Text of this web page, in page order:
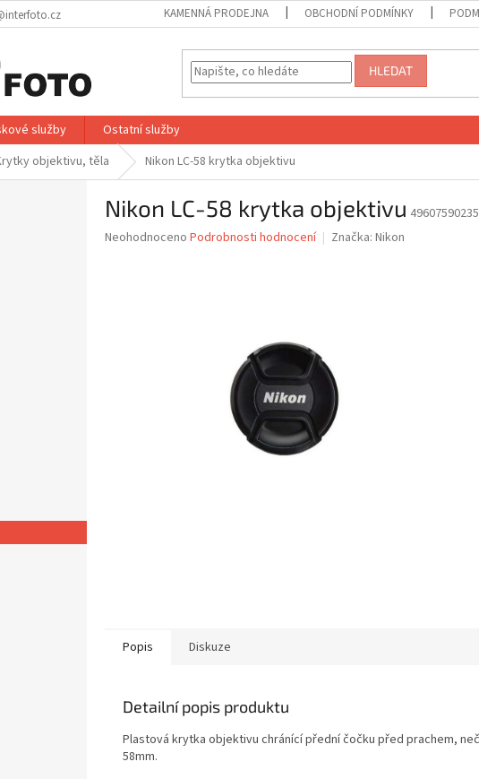
KAMENNÁ PRODEJNA OBCHODNÍ PODMÍNKY
HLEDAT
služby
Ostatní služby
objektivu, těla Nikon LC-58 krytka objektivu
Nikon LC-58 krytka objektivu
Průměrné
Neohodnoceno Podrobnosti hodnocení Značka: Nikon
Popis Diskuze
Detailní popis produktu
Plastová krytka objektivu chránící přední čočku před prachem,
58mm.